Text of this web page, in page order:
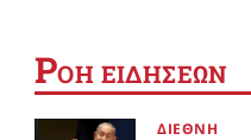
ΡΟΗ ΕΙΔΗΣΕΩΝ
ΔΙΕΘΝΗ